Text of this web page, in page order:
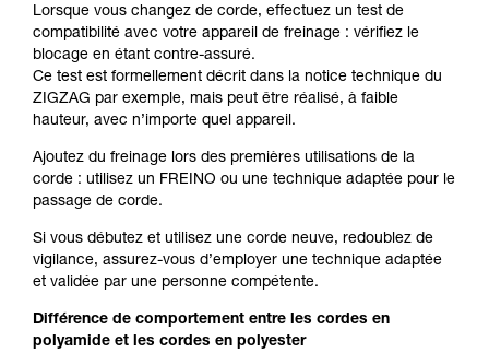
Lorsque vous changez de corde, effectuez un test de
compatibilité avec votre appareil de freinage : vérifiez le
blocage en étant contre-assuré.
Ce test est formellement décrit dans la notice technique du
ZIGZAG par exemple, mais peut être réalisé, à faible
hauteur, avec n’importe quel appareil.
Ajoutez du freinage lors des premières utilisations de la
corde : utilisez un FREINO ou une technique adaptée pour le
passage de corde.
Si vous débutez et utilisez une corde neuve, redoublez de
vigilance, assurez-vous d’employer une technique adaptée
et validée par une personne compétente.
Différence de comportement entre les cordes en
polyamide et les cordes en polyester